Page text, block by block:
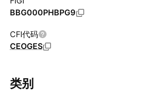
BBG000PHBPG9
CFI代码
CEOGES
类别